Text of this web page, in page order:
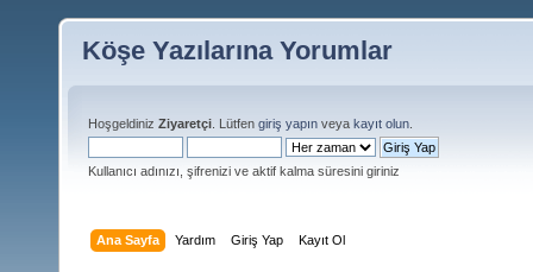
Köşe Yazılarına Yorumlar
Hoşgeldiniz Ziyaretçi . Lütfen giriş yapın veya kayıt olun
Kullanıcı adınızı, şifrenizi ve aktif kalma süresini giriniz
Ana Sayfa Yardım Giriş Yap Kayıt Ol